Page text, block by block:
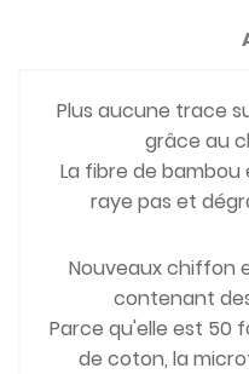
Plus aucune trace
grâce au
La fibre de
raye pas et
Nouveaux chiffon
contenant
Parce qu'elle est 50
de coton, la